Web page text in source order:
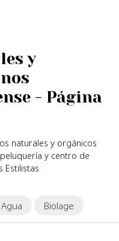
y
- Página
naturales y orgánicos
y centro de
Estilistas
Biolage